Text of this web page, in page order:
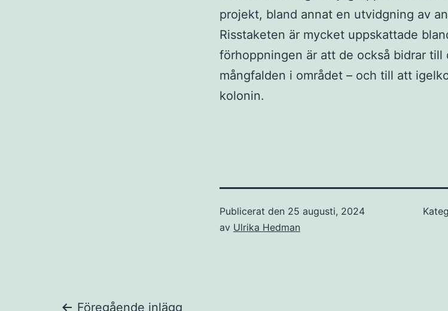
projekt, bland annat en utvidgning av
Risstaketen är mycket uppskattade
förhoppningen är att de också bidrar till
mångfalden i området – och till att
kolonin.
Publicerat den 25 augusti, 2024
av Ulrika Hedman
Föregående inlägg